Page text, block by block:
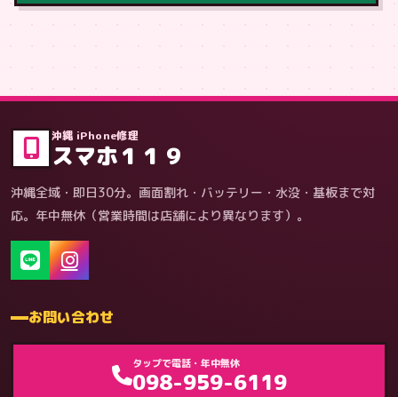
症状・内容から
沖縄 iPhone修理
スマホ１１９
沖縄全域・即日30分。画面割れ・バッテリー・水没・基板まで対
応。年中無休（営業時間は店舗により異なります）。
お問い合わせ
タップで電話・年中無休
098-959-6119